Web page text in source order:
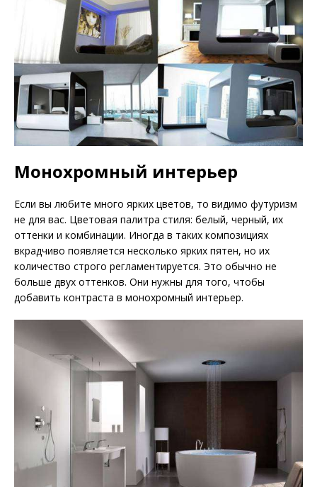
Монохромный интерьер
Если вы любите много ярких цветов, то видимо футуризм
не для вас. Цветовая палитра стиля: белый, черный, их
оттенки и комбинации. Иногда в таких композициях
вкрадчиво появляется несколько ярких пятен, но их
количество строго регламентируется. Это обычно не
больше двух оттенков. Они нужны для того, чтобы
добавить контраста в монохромный интерьер.